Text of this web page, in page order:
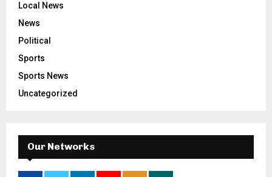
Local News
News
Political
Sports
Sports News
Uncategorized
Our Networks